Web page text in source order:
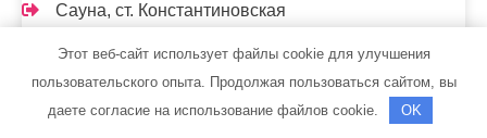
Сауна, ст. Константиновская
Сафари, гостиница
Семь+Я
Этот веб-сайт использует файлы cookie для улучшения
пользовательского опыта. Продолжая пользоваться сайтом, вы
даете согласие на использование файлов cookie.
OK